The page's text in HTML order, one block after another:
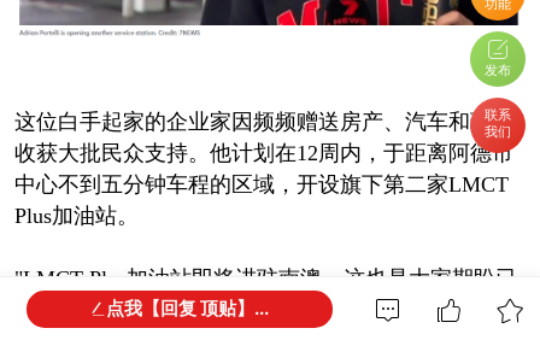
发布
联系
我们
这位白手起家的企业家因频频赠送房产、汽车和现金
收获大批民众支持。他计划在12周内，于距离阿德市
中心不到五分钟车程的区域，开设旗下第二家LMCT
Plus加油站。
"LMCT Plus加油站即将进驻南澳，这也是大家期盼已
久的事。"Adrian Portelli说道。
点我【回复 顶贴】...